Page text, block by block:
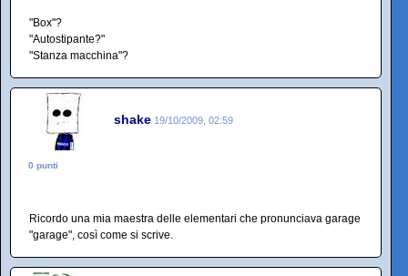
"Box"?
"Autostipante?"
"Stanza macchina"?
shake 19/10/2009, 02:59
0 punti
Ricordo una mia maestra delle elementari che pronunciava garage
"garage", così come si scrive.